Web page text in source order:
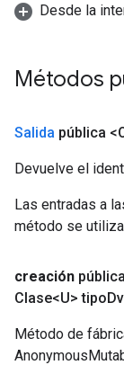
Desde la
Métodos
Salida pública
Devuelve el
Las entradas a
método se
creación
Clase<U> tipo
Método de